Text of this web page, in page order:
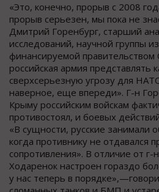
«Это, конечно, прорыв с 2008
прорыв серьезен, мы пока не
Дмитрий Горенбург, старший
исследований, научной группы
финансируемой
российская армия представлять
сверхсерьезную угрозу для
наверное, еще впереди». Г-н
Крыму российским войскам
противостоял, и боевых
«В сущности, русские занимали
когда противнику не отдавался
сопротивления». В отличие от г-
Ходаренок настроен гораздо
у нас теперь в